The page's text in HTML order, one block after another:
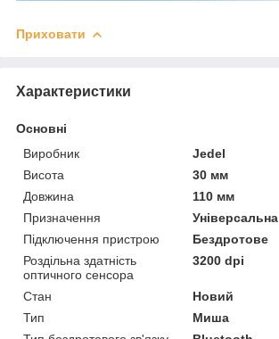
Приховати
Характеристики
Основні
Виробник
Jedel
Висота
30 мм
Довжина
110 мм
Призначення
Універсальна
Підключення пристрою
Бездротове
Роздільна здатність
оптичного сенсора
3200 dpi
Стан
Новий
Тип
Миша